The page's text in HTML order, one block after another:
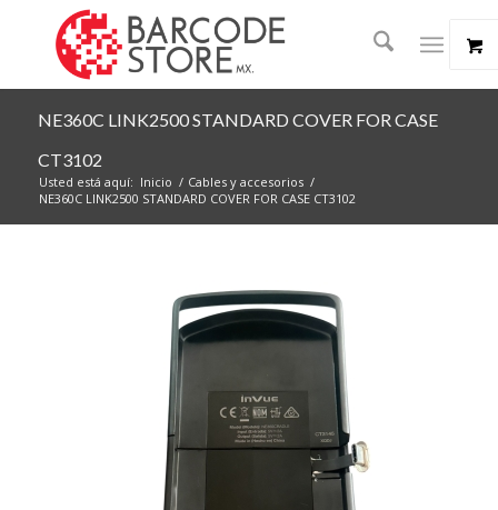
NE360C LINK2500 STANDARD COVER FOR CASE
CT3102
Usted está aquí: Inicio / Cables y accesorios /
NE360C LINK2500 STANDARD COVER FOR CASE CT3102